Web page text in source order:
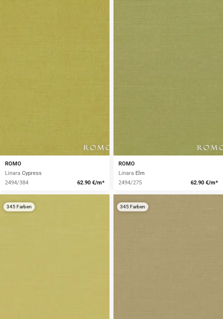
ROMO
Linara Cypress
2494/384
62.90 €/m*
ROMO
Linara Elm
2494/275
62.90 €/m*
345 Farben 345 Farben